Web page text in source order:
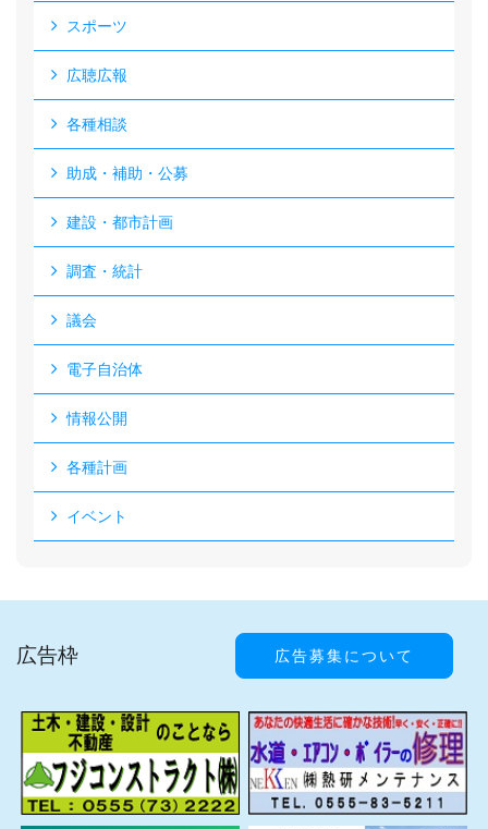
スポーツ
広聴広報
各種相談
助成・補助・公募
建設・都市計画
調査・統計
議会
電子自治体
情報公開
各種計画
イベント
広告枠 広告募集について